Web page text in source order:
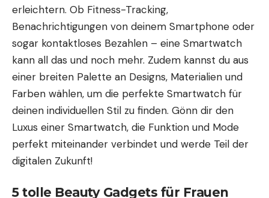
erleichtern. Ob Fitness-Tracking,
Benachrichtigungen von deinem Smartphone oder
sogar kontaktloses Bezahlen – eine Smartwatch
kann all das und noch mehr. Zudem kannst du aus
einer breiten Palette an Designs, Materialien und
Farben wählen, um die perfekte Smartwatch für
deinen individuellen Stil zu finden. Gönn dir den
Luxus einer Smartwatch, die Funktion und Mode
perfekt miteinander verbindet und werde Teil der
digitalen Zukunft!
5 tolle Beauty Gadgets für Frauen